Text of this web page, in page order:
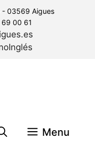
- 03569 Aigues
00 61
Inglés
Menu